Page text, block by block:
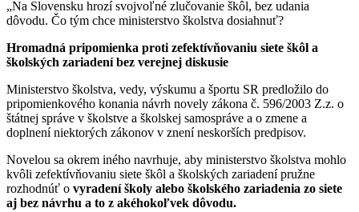
„Na Slovensku hrozí svojvoľné zlučovanie škôl, bez udania
dôvodu. Čo tým chce ministerstvo školstva dosiahnuť?
Hromadná pripomienka proti zefektívňovaniu siete škôl a
školských zariadení bez verejnej diskusie
Ministerstvo školstva, vedy, výskumu a športu SR predložilo do
pripomienkového konania návrh novely zákona č. 596/2003 Z.z. o
štátnej správe v školstve a školskej samospráve a o zmene a
doplnení niektorých zákonov v znení neskorších predpisov.
Novelou sa okrem iného navrhuje, aby ministerstvo školstva mohlo
kvôli zefektívňovaniu siete škôl a školských zariadení pružne
rozhodnúť o vyradení školy alebo školského zariadenia zo siete
aj bez návrhu a to z akéhokoľvek dôvodu.